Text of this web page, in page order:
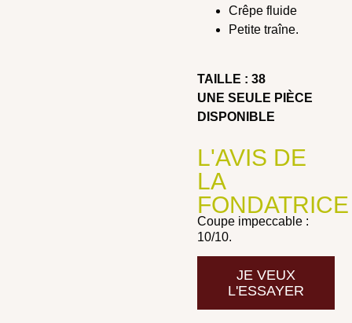
Crêpe fluide
Petite traîne.
TAILLE : 38
UNE SEULE PIÈCE
DISPONIBLE
L'AVIS DE
LA
FONDATRICE
Coupe impeccable :
10/10.
JE VEUX
L'ESSAYER